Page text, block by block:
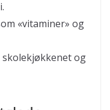
«vitaminer» og
og